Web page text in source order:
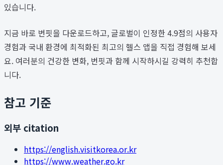
있습니다.
지금 바로 번핏을 다운로드하고, 글로벌이 인정한 4.9점의 사용자
경험과 국내 환경에 최적화된 최고의 헬스 앱을 직접 경험해 보세
요. 여러분의 건강한 변화, 번핏과 함께 시작하시길 강력히 추천합
니다.
참고 기준
외부 citation
https://english.visitkorea.or.kr
https://www.weather.go.kr